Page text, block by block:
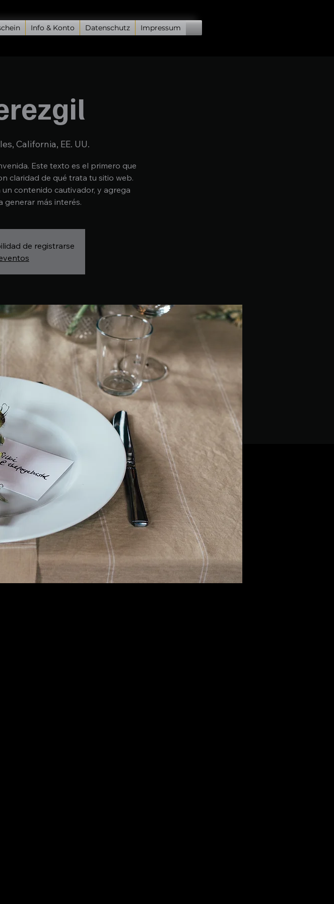
Info & Konto Datenschutz Impressum
California, EE. UU.
Este texto es el primero que
claridad de qué trata tu sitio web.
contenido cautivador, y agrega
generar más interés.
de registrarse